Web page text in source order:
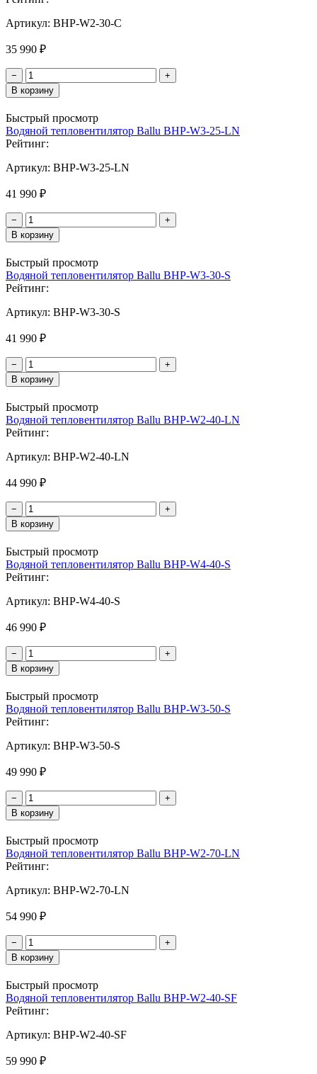
Артикул: BHP-W2-30-C
35 990 ₽
−
+
В корзину
Быстрый просмотр
Водяной тепловентилятор Ballu BHP-W3-25-LN
Рейтинг:
Артикул: BHP-W3-25-LN
41 990 ₽
−
+
В корзину
Быстрый просмотр
Водяной тепловентилятор Ballu BHP-W3-30-S
Рейтинг:
Артикул: BHP-W3-30-S
41 990 ₽
−
+
В корзину
Быстрый просмотр
Водяной тепловентилятор Ballu BHP-W2-40-LN
Рейтинг:
Артикул: BHP-W2-40-LN
44 990 ₽
−
+
В корзину
Быстрый просмотр
Водяной тепловентилятор Ballu BHP-W4-40-S
Рейтинг:
Артикул: BHP-W4-40-S
46 990 ₽
−
+
В корзину
Быстрый просмотр
Водяной тепловентилятор Ballu BHP-W3-50-S
Рейтинг:
Артикул: BHP-W3-50-S
49 990 ₽
−
+
В корзину
Быстрый просмотр
Водяной тепловентилятор Ballu BHP-W2-70-LN
Рейтинг:
Артикул: BHP-W2-70-LN
54 990 ₽
−
+
В корзину
Быстрый просмотр
Водяной тепловентилятор Ballu BHP-W2-40-SF
Рейтинг:
Артикул: BHP-W2-40-SF
59 990 ₽